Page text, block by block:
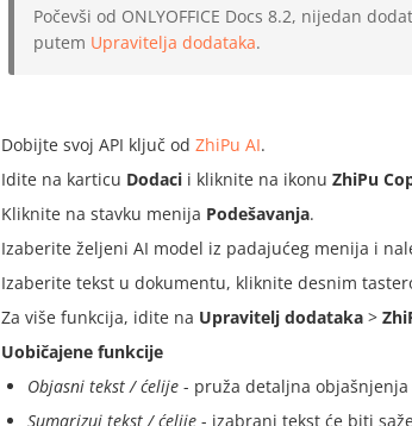
Počevši od ONLYOFFICE Docs 8.2, nijedan
putem Upravitelja dodataka.
Dobijte svoj API ključ od ZhiPu AI.
Idite na karticu Dodaci i kliknite na ikonu ZhiPu
Kliknite na stavku menija Podešavanja.
Izaberite željeni AI model iz padajućeg menija i
Izaberite tekst u dokumentu, kliknite desnim
Za više funkcija, idite na Upravitelj dodataka >
Uobičajene funkcije
Objasni tekst / ćelije - pruža detaljna
Sumarizuj tekst / ćelije - izabrani tekst će biti